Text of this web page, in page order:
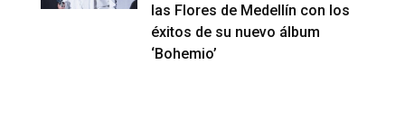
las Flores de Medellín con los
éxitos de su nuevo álbum
‘Bohemio’